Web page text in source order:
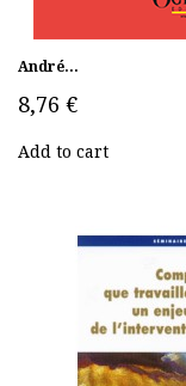
André...
8,76 €
Add to cart